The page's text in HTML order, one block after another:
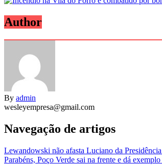
Author
By admin
wesleyempresa@gmail.com
Navegação de artigos
Lewandowski não afasta Luciano da
Parabéns, Poço Verde sai na frente e dá